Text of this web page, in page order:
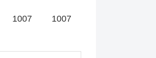
1007 1007